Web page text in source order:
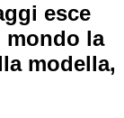
esce
mondo la
modella,